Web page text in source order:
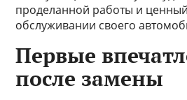
проделанной работы и
обслуживании своего
Первые
после замены